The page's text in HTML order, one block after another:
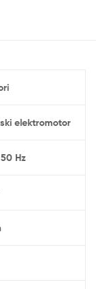
elektromotor
Hz